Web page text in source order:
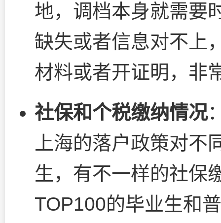
地，调档本身就需要
缺失或者信息对不上
材料或者开证明，非
社保和个税缴纳情况
上海的落户政策对
生，有不一样的社保
TOP100的毕业生和